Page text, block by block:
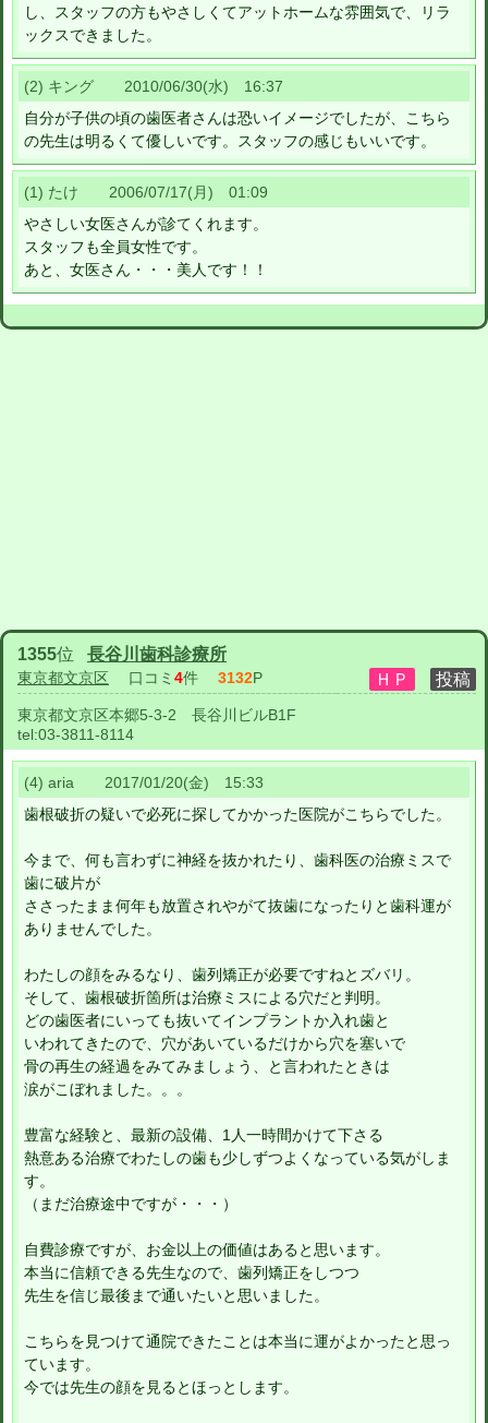
し、スタッフの方もやさしくてアットホームな雰囲気で、リラ
ックスできました。
(2) キング 2010/06/30(水) 16:37
自分が子供の頃の歯医者さんは恐いイメージでしたが、こちら
の先生は明るくて優しいです。スタッフの感じもいいです。
(1) たけ 2006/07/17(月) 01:09
やさしい女医さんが診てくれます。
スタッフも全員女性です。
あと、女医さん・・・美人です！！
1355位 長谷川歯科診療所
東京都文京区 口コミ 4件 3132P
東京都文京区本郷5-3-2 長谷川ビルB1F
tel:03-3811-8114
(4) aria 2017/01/20(金) 15:33
歯根破折の疑いで必死に探してかかった医院がこちらでした。
今まで、何も言わずに神経を抜かれたり、歯科医の治療ミスで
歯に破片が
ささったまま何年も放置されやがて抜歯になったりと歯科運が
ありませんでした。
わたしの顔をみるなり、歯列矯正が必要ですねとズバリ。
そして、歯根破折箇所は治療ミスによる穴だと判明。
どの歯医者にいっても抜いてインプラントか入れ歯と
いわれてきたので、穴があいているだけから穴を塞いで
骨の再生の経過をみてみましょう、と言われたときは
涙がこぼれました。。。
豊富な経験と、最新の設備、1人一時間かけて下さる
熱意ある治療でわたしの歯も少しずつよくなっている気がしま
す。
（まだ治療途中ですが・・・）
自費診療ですが、お金以上の価値はあると思います。
本当に信頼できる先生なので、歯列矯正をしつつ
先生を信じ最後まで通いたいと思いました。
こちらを見つけて通院できたことは本当に運がよかったと思っ
ています。
今では先生の顔を見るとほっとします。